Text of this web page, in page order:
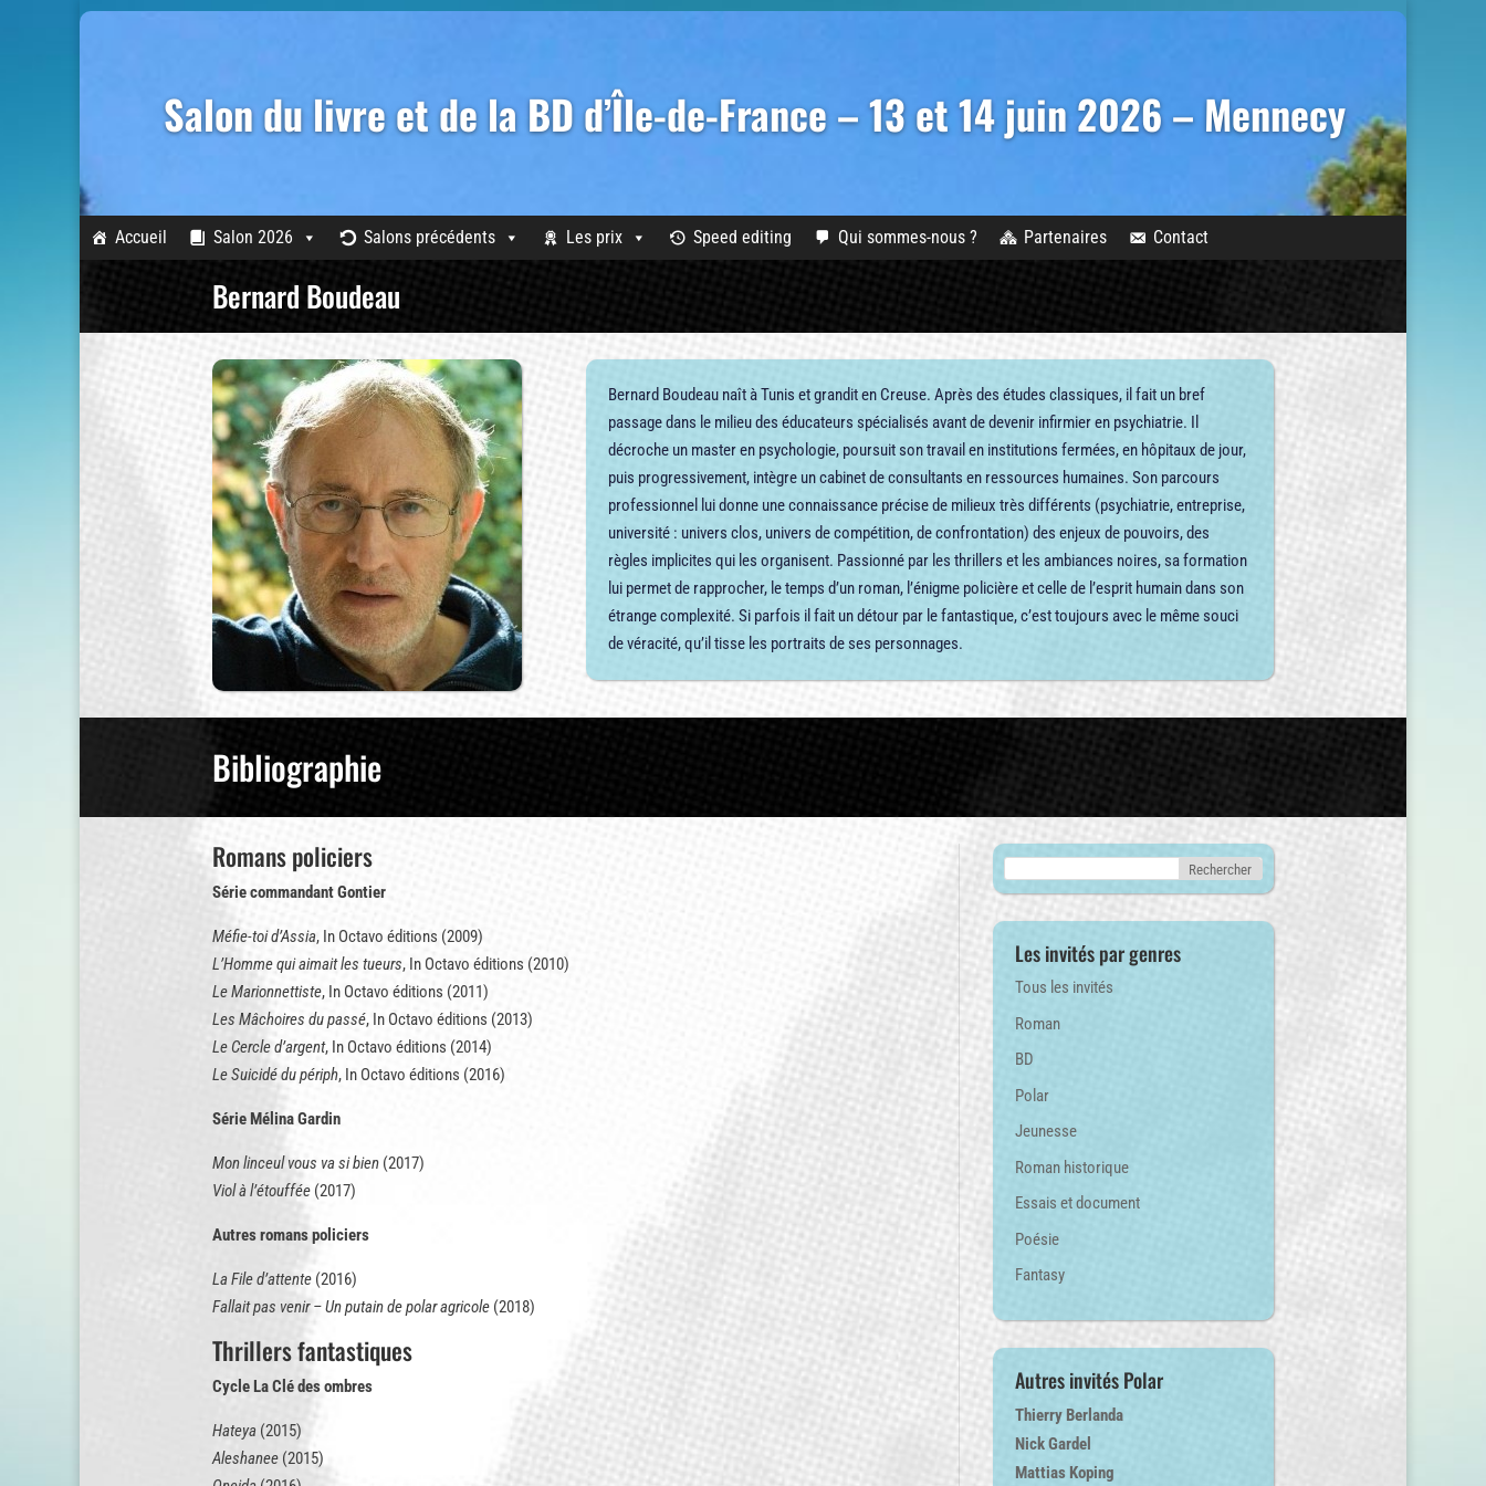
Salon du livre et de la BD d’Île-de-France – 13 et 14 juin 2026 – Mennecy
Accueil Salon 2026 Salons précédents Les prix Speed editing Qui sommes-nous ? Partenaires Contact
Bernard Boudeau
Bernard Boudeau naît à Tunis et grandit en Creuse. Après des études classiques, il fait un bref
passage dans le milieu des éducateurs spécialisés avant de devenir infirmier en psychiatrie. Il
décroche un master en psychologie, poursuit son travail en institutions fermées, en hôpitaux de jour,
puis progressivement, intègre un cabinet de consultants en ressources humaines. Son parcours
professionnel lui donne une connaissance précise de milieux très différents (psychiatrie, entreprise,
université : univers clos, univers de compétition, de confrontation) des enjeux de pouvoirs, des
règles implicites qui les organisent. Passionné par les thrillers et les ambiances noires, sa formation
lui permet de rapprocher, le temps d’un roman, l’énigme policière et celle de l’esprit humain dans son
étrange complexité. Si parfois il fait un détour par le fantastique, c’est toujours avec le même souci
de véracité, qu’il tisse les portraits de ses personnages.
Bibliographie
Romans policiers
Série commandant Gontier
Méfie-toi d’Assia, In Octavo éditions (2009)
L’Homme qui aimait les tueurs, In Octavo éditions (2010)
Le Marionnettiste, In Octavo éditions (2011)
Les Mâchoires du passé, In Octavo éditions (2013)
Le Cercle d’argent, In Octavo éditions (2014)
Le Suicidé du périph, In Octavo éditions (2016)
Série Mélina Gardin
Mon linceul vous va si bien (2017)
Viol à l’étouffée (2017)
Autres romans policiers
La File d’attente (2016)
Fallait pas venir – Un putain de polar agricole (2018)
Thrillers fantastiques
Cycle La Clé des ombres
Hateya (2015)
Aleshanee (2015)
Les invités par genres
Tous les invités
Roman
BD
Polar
Jeunesse
Roman historique
Essais et document
Poésie
Fantasy
Autres invités Polar
Thierry Berlanda
Nick Gardel
Mattias Koping